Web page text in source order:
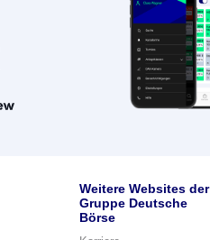
Weitere Websites der
Gruppe Deutsche
Börse